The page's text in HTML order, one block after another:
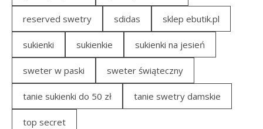
reserved swetry sdidas sklep ebutik.pl
sukienki sukienkie sukienki na jesień
sweter w paski sweter świąteczny
tanie sukienki do 50 zł tanie swetry damskie
top secret